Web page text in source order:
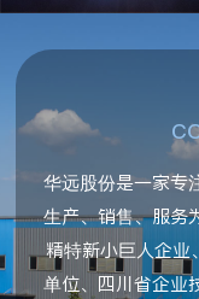
华远股份是一家专
生产、销售、服务
精特新小巨人企
单位、四川省企业